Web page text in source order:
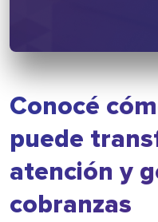
Conocé
puede
atención y
cobranzas